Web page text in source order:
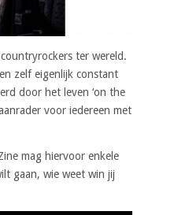
ter wereld.
zelf eigenlijk constant
door het leven ‘on the
voor iedereen met
mag hiervoor enkele
gaan, wie weet win jij